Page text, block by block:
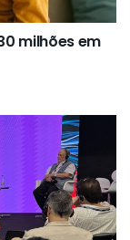
milhões em